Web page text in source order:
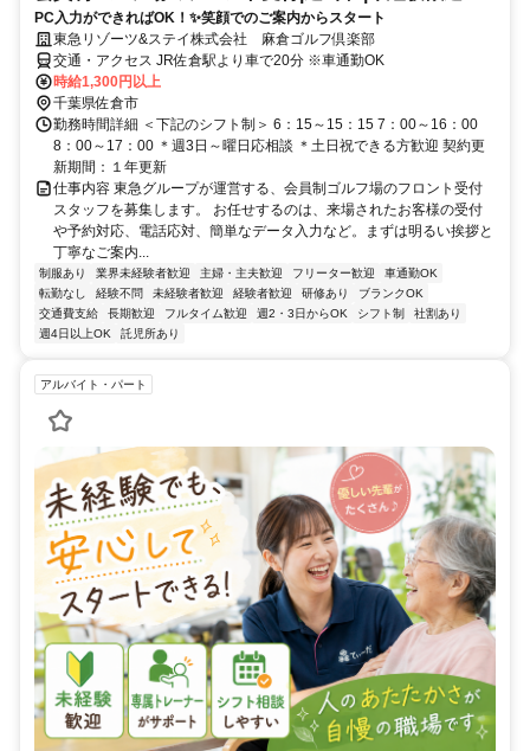
PC入力ができればOK！✨笑顔でのご案内からスタート
東急リゾーツ&ステイ株式会社 麻倉ゴルフ倶楽部
交通・アクセス JR佐倉駅より車で20分 ※車通勤OK
時給1,300円以上
千葉県佐倉市
勤務時間詳細 ＜下記のシフト制＞ 6：15～15：15 7：00～16：00
8：00～17：00 ＊週3日～曜日応相談 ＊土日祝できる方歓迎 契約更
新期間：１年更新
仕事内容 東急グループが運営する、会員制ゴルフ場のフロント受付
スタッフを募集します。 お任せするのは、来場されたお客様の受付
や予約対応、電話応対、簡単なデータ入力など。まずは明るい挨拶と
丁寧なご案内...
制服あり 業界未経験者歓迎 主婦・主夫歓迎 フリーター歓迎
車通勤OK
転勤なし
経験不問 未経験者歓迎 経験者歓迎 研修あり
ブランクOK
交通費支給
長期歓迎 フルタイム歓迎 週2・3日からOK シフト制
社割あり
週4日以上OK
託児所あり
アルバイト・パート